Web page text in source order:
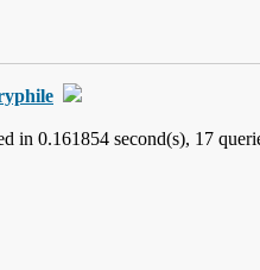
in 0.161854 second(s), 17